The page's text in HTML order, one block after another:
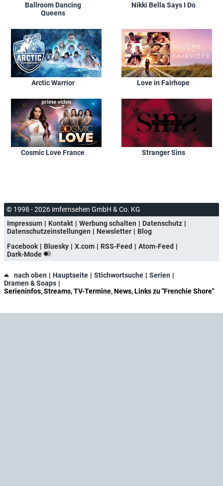
Ballroom Dancing
Queens
Nikki Bella Says I Do
Arctic Warrior Love in Fairhope
Cosmic Love France Stranger Sins
© 1998 - 2026 imfernsehen GmbH & Co. KG
Impressum
Kontakt Werbung schalten
Datenschutz
Datenschutzeinstellungen
Newsletter
Blog
Facebook
Bluesky X.com RSS-Feed
Atom-Feed
Dark-Mode
nach oben Hauptseite Stichwortsuche
Serien
Dramen & Soaps
Serieninfos, Streams, TV-Termine, News, Links zu "Frenchie Shore"